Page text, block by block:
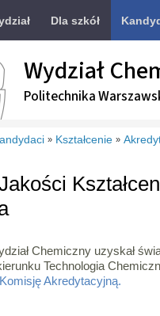
Dla szkół
Wydział
Politechnika
» Kształcenie »
Chemiczny uzyskał
Technologia
Akredytacyjną.